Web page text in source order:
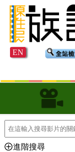
EN
進階搜尋